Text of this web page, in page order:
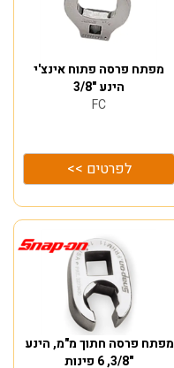
מפתח פרסה פתוח אינצ'י
הינע "3/8
FC
לפרטים >>
מפתח פרסה חתוך מ"מ, הינע
"3/8, 6 פינות